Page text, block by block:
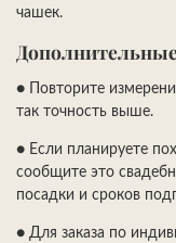
чашек.
●
Повторите
так точность выше.
● Если планируете
сообщите это
посадки и сроков
● Для заказа по